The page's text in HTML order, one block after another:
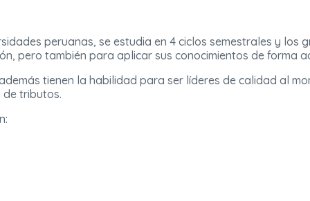
peruanas, se estudia en 4 ciclos semestrales y los
pero también para aplicar sus conocimientos de forma
tienen la habilidad para ser líderes de calidad al
de tributos.